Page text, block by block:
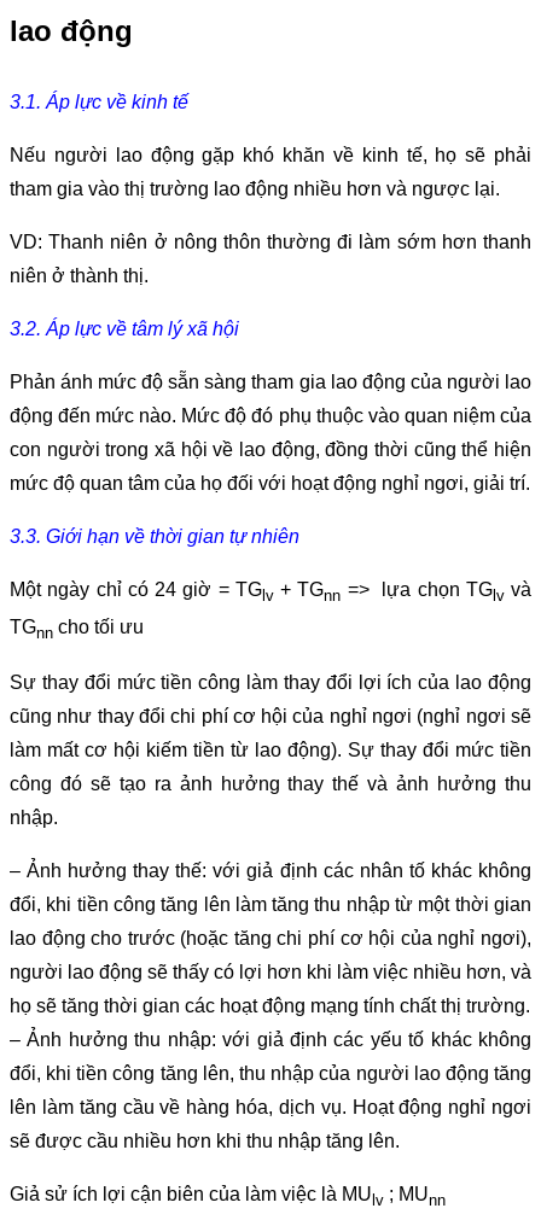
lao động
3.1. Áp lực về kinh tế
Nếu người lao động gặp khó khăn về kinh tế, họ sẽ phải
tham gia vào thị trường lao động nhiều hơn và ngược lại.
VD: Thanh niên ở nông thôn thường đi làm sớm hơn thanh
niên ở thành thị.
3.2. Áp lực về tâm lý xã hội
Phản ánh mức độ sẵn sàng tham gia lao động của người lao
động đến mức nào. Mức độ đó phụ thuộc vào quan niệm của
con người trong xã hội về lao động, đồng thời cũng thể hiện
mức độ quan tâm của họ đối với hoạt động nghỉ ngơi, giải trí.
3.3. Giới hạn về thời gian tự nhiên
Một ngày chỉ có 24 giờ = TGlv+ TGnn => lựa chọn TGlv và
TGnn cho tối ưu
Sự thay đổi mức tiền công làm thay đổi lợi ích của lao động
cũng như thay đổi chi phí cơ hội của nghỉ ngơi (nghỉ ngơi sẽ
làm mất cơ hội kiếm tiền từ lao động). Sự thay đổi mức tiền
công đó sẽ tạo ra ảnh hưởng thay thế và ảnh hưởng thu
nhập.
– Ảnh hưởng thay thế: với giả định các nhân tố khác không
đổi, khi tiền công tăng lên làm tăng thu nhập từ một thời gian
lao động cho trước (hoặc tăng chi phí cơ hội của nghỉ ngơi),
người lao động sẽ thấy có lợi hơn khi làm việc nhiều hơn, và
họ sẽ tăng thời gian các hoạt động mạng tính chất thị trường.
– Ảnh hưởng thu nhập: với giả định các yếu tố khác không
đổi, khi tiền công tăng lên, thu nhập của người lao động tăng
lên làm tăng cầu về hàng hóa, dịch vụ. Hoạt động nghỉ ngơi
sẽ được cầu nhiều hơn khi thu nhập tăng lên.
Giả sử ích lợi cận biên của làm việc là MU lv ; MUnn